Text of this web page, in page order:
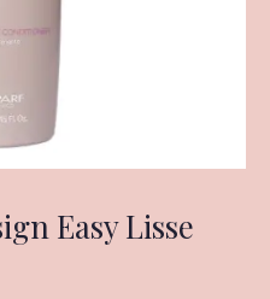
Easy Lisse